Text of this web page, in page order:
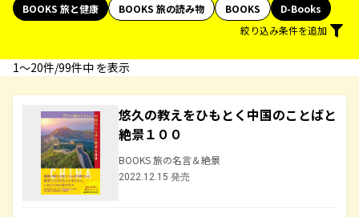
BOOKS 旅と健康
BOOKS 旅の読み物 BOOKS
D-Books
絞り込み条件を追加
1〜20件/99件中 を表示
悠久の教えをひもとく中国のことばと
絶景１００
BOOKS 旅の名言＆絶景
2022.12.15 発売